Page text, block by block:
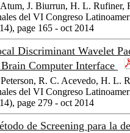
J. Biurrun, H. L. Rufiner,
del VI Congreso
page 165 - oct 2014
Discriminant Wavelet
Computer Interface
R. C. Acevedo, H. L.
del VI Congreso
page 279 - oct 2014
de Screening para la